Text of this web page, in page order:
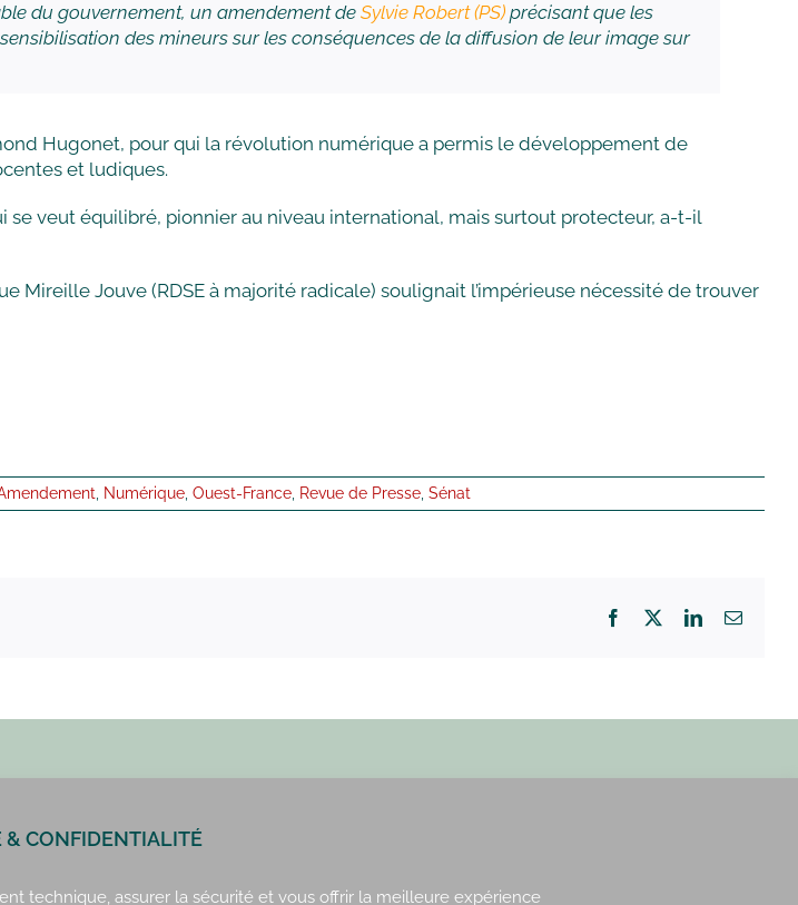
du gouvernement, un amendement de Sylvie Robert (PS) précisant que les
des mineurs sur les conséquences de la diffusion de leur image sur
Hugonet, pour qui la révolution numérique a permis le développement de
et ludiques.
veut équilibré, pionnier au niveau international, mais surtout protecteur, a-t-il
Mireille Jouve (RDSE à majorité radicale) soulignait l’impérieuse nécessité de trouver
Numérique Ouest-France Revue de Presse Sénat
Facebook LinkedInEmail
& CONFIDENTIALITÉ
technique, assurer la sécurité et vous offrir la meilleure expérience